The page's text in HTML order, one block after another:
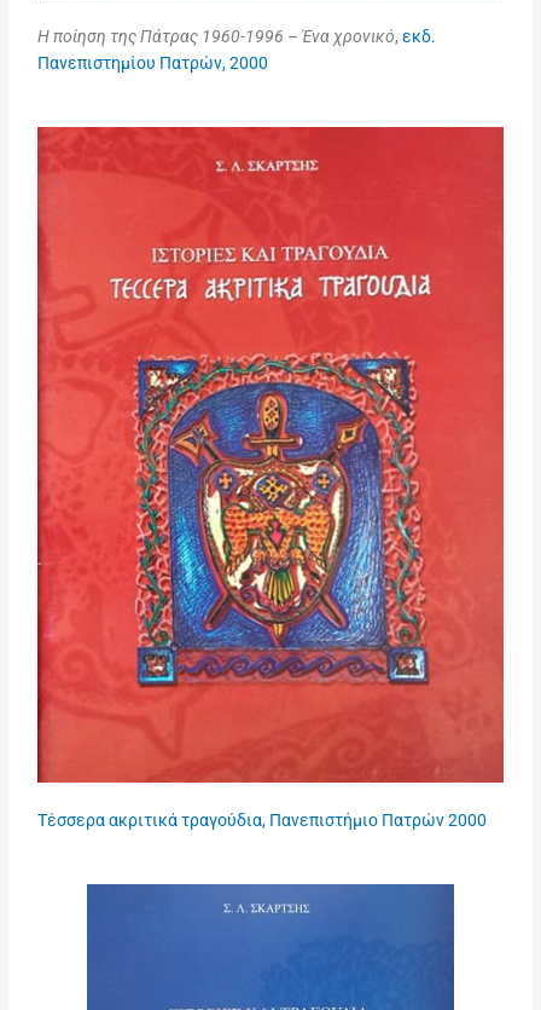
Η ποίηση της Πάτρας 1960-1996 – Ένα χρονικό,εκδ.
Πανεπιστημίου Πατρών, 2000
Τέσσερα ακριτικά τραγούδια, Πανεπιστήμιο Πατρών 2000